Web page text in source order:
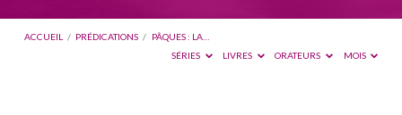
ACCUEIL / PRÉDICATIONS / PÂQUES : LA…
SÉRIES
LIVRES ORATEURS MOIS